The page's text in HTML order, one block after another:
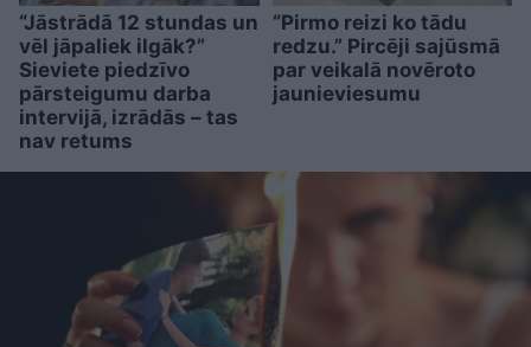
“Jāstrādā 12 stundas un
vēl jāpaliek ilgāk?”
Sieviete piedzīvo
pārsteigumu darba
intervijā, izrādās – tas
nav retums
“Pirmo reizi ko tādu
redzu.” Pircēji sajūsmā
par veikalā novēroto
jaunieviesumu